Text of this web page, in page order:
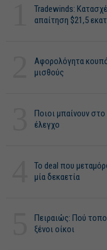
Tradewinds:
απαίτηση $21,5
Αφορολόγητα
μισθούς
Ποιοι μπαίνουν
έλεγχο
Το deal που
μία δεκαετία
Πειραιώς: Πού
ξένοι οίκοι